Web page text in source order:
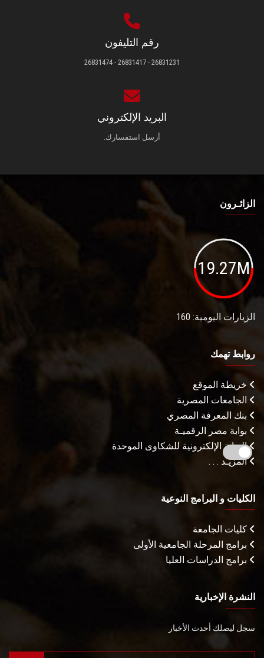
رقم التليفون
26831231 - 26831417 - 26831474
البريد الإلكتروني
أرسل استفسارك.
الزائـرون
19.27M
الزيارات اليومية: 160
روابط تهمك
خريطة الموقع
الجامعات المصرية
بنك المعرفة المصري
بوابة مصر الرقميـة
البوابة الإلكترونية للشكاوى الموحدة
المزيـد . . .
الكليات و البرامج النوعية
كليات الجامعة
برامج المرحلة الجامعية الأولى
برامج الدراسات العليا
النشرة الإخبارية
سجل ليصلك أحدث الأخبار